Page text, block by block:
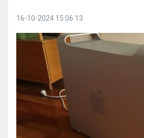
16-10-2024 15:06:13